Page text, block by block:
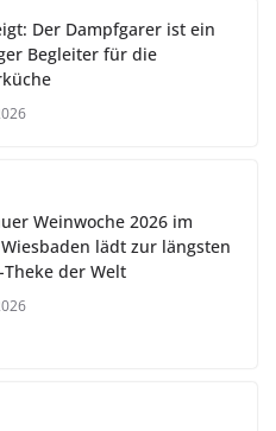
Der Dampfgarer ist ein
Begleiter für die
Weinwoche 2026 im
lädt zur längsten
Theke der Welt